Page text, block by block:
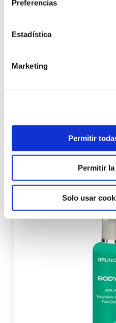
Preferencias
Estadística
Marketing
Permitir
Permitir
Solo usar
Dépil Stop Sérum I Serum
AÑADIR